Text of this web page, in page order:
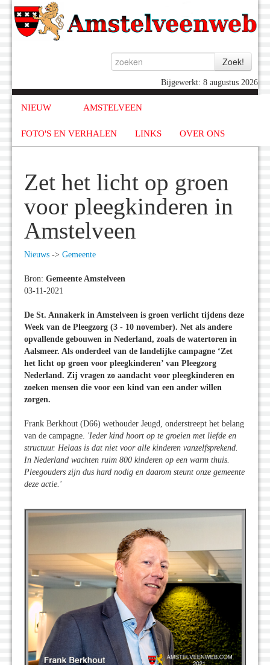
Bijgewerkt: 8 augustus 2026
NIEUW AMSTELVEEN
FOTO'S EN VERHALEN LINKS OVER ONS
Zet het licht op groen
voor pleegkinderen in
Amstelveen
Nieuws -> Gemeente
Bron: Gemeente Amstelveen
03-11-2021
De St. Annakerk in Amstelveen is groen verlicht tijdens deze
Week van de Pleegzorg (3 - 10 november). Net als andere
opvallende gebouwen in Nederland, zoals de watertoren in
Aalsmeer. Als onderdeel van de landelijke campagne ‘Zet
het licht op groen voor pleegkinderen’ van Pleegzorg
Nederland. Zij vragen zo aandacht voor pleegkinderen en
zoeken mensen die voor een kind van een ander willen
zorgen.
Frank Berkhout (D66) wethouder Jeugd, onderstreept het belang
van de campagne. 'Ieder kind hoort op te groeien met liefde en
structuur. Helaas is dat niet voor alle kinderen vanzelfsprekend.
In Nederland wachten ruim 800 kinderen op een warm thuis.
Pleegouders zijn dus hard nodig en daarom steunt onze gemeente
deze actie.'